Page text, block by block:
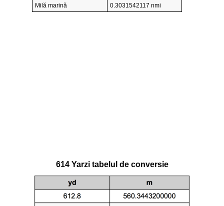
Milă marină
0.3031542117 nmi
614 Yarzi tabelul de conversie